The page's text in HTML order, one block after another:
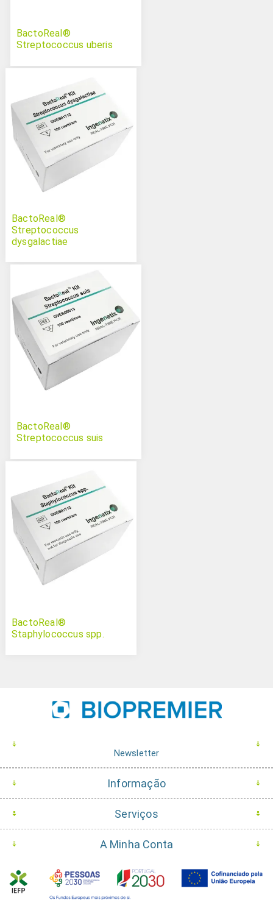
BactoReal®
Streptococcus uberis
BactoReal®
Streptococcus
dysgalactiae
BactoReal®
Streptococcus suis
BactoReal®
Staphylococcus spp.
Newsletter
Informação
Serviços
A Minha Conta